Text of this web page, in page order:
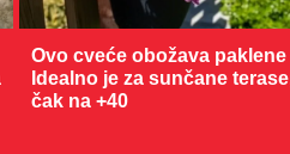
Ovo cveće obožava
Idealno je za sunčane
čak na +40